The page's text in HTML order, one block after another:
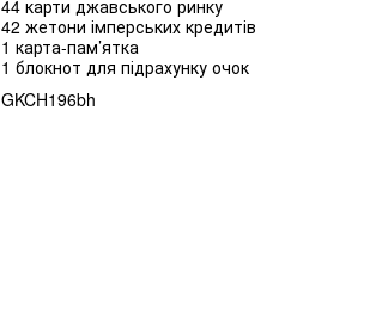
44 карти джавського ринку
42 жетони імперських кредитів
1 карта-пам’ятка
1 блокнот для підрахунку очок
GKCH196bh